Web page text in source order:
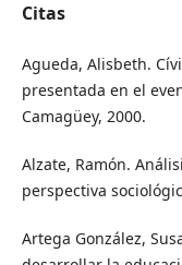
Citas
Agueda, Alisbeth.
presentada en el
Camagüey, 2000.
Alzate, Ramón.
perspectiva
Artega González,